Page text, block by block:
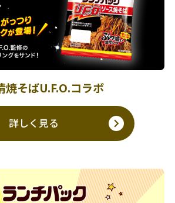
焼そばU.F.O.コラボ
詳しく見る